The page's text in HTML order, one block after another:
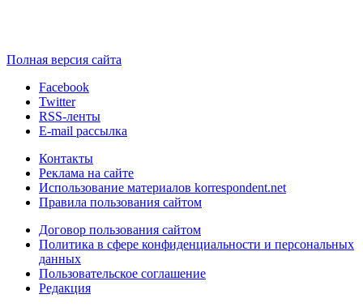
Полная версия сайта
Facebook
Twitter
RSS-ленты
E-mail рассылка
Контакты
Реклама на сайте
Использование материалов korrespondent.net
Правила пользования сайтом
Договор пользования сайтом
Политика в сфере конфиденциальности и персональных
данных
Пользовательское соглашение
Редакция